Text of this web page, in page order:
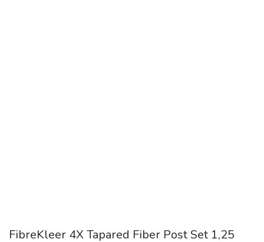
FibreKleer 4X Tapared Fiber Post Set 1,25